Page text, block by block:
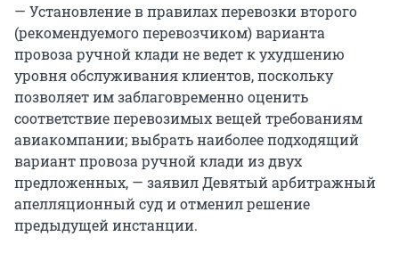
— Установление в правилах перевозки второго
(рекомендуемого перевозчиком) варианта
провоза ручной клади не ведет к ухудшению
уровня обслуживания клиентов, поскольку
позволяет им заблаговременно оценить
соответствие перевозимых вещей требованиям
авиакомпании; выбрать наиболее подходящий
вариант провоза ручной клади из двух
предложенных, — заявил Девятый арбитражный
апелляционный суд и отменил решение
предыдущей инстанции.